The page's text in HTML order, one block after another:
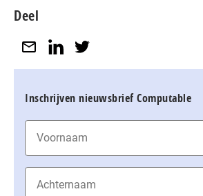
Deel
Inschrijven nieuwsbrief Computable